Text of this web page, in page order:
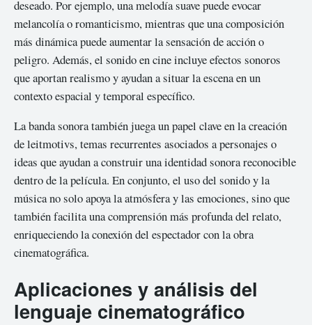
deseado. Por ejemplo, una melodía suave puede evocar
melancolía o romanticismo, mientras que una composición
más dinámica puede aumentar la sensación de acción o
peligro. Además, el sonido en cine incluye efectos sonoros
que aportan realismo y ayudan a situar la escena en un
contexto espacial y temporal específico.
La banda sonora también juega un papel clave en la creación
de leitmotivs, temas recurrentes asociados a personajes o
ideas que ayudan a construir una identidad sonora reconocible
dentro de la película. En conjunto, el uso del sonido y la
música no solo apoya la atmósfera y las emociones, sino que
también facilita una comprensión más profunda del relato,
enriqueciendo la conexión del espectador con la obra
cinematográfica.
Aplicaciones y análisis del
lenguaje cinematográfico